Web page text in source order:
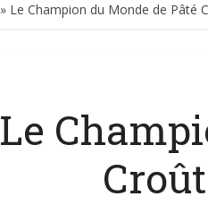
» Le Champion du Monde de Pâté
Le